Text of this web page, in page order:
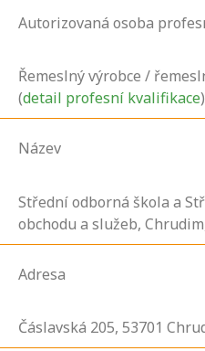
Autorizovaná osoba
Řemeslný výrobce /
(detail profesní kvalifikace)
Název
Střední odborná škola a
obchodu a služeb,
Adresa
Čáslavská 205, 53701